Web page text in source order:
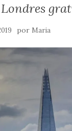
por Maria